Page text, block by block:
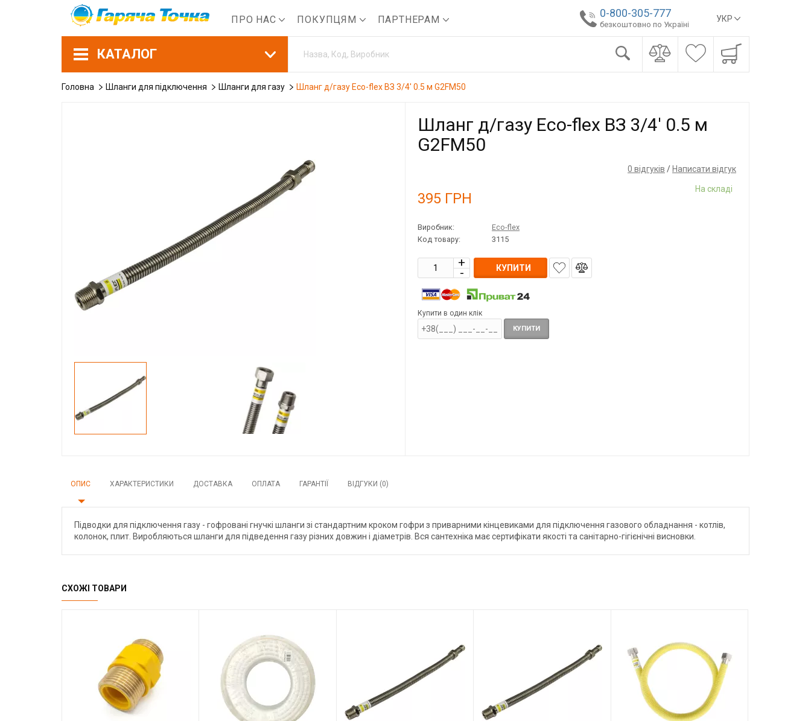
ПРО НАС ПОКУПЦЯМ ПАРТНЕРАМ УКР
0-800-305-777
безкоштовно по Україні
КАТАЛОГ
Головна Шланги для підключення Шланги для газу Шланг д/газу Eco-flex ВЗ 3/4' 0.5 м G2FM50
Шланг д/газу Eco-flex ВЗ 3/4' 0.5 м
G2FM50
0 відгуків / Написати відгук
395 ГРН
На складі
Виробник:
Eco-flex
Код товару:
3115
КУПИТИ
Купити в один клік
КУПИТИ
ОПИС ХАРАКТЕРИСТИКИ ДОСТАВКА ОПЛАТА ГАРАНТІЇ ВІДГУКИ (0)
Підводки для підключення газу - гофровані гнучкі шланги зі стандартним кроком гофри з приварними кінцевиками для підключення газового обладнання - котлів,
колонок, плит. Виробляються шланги для підведення газу різних довжин і діаметрів. Вся сантехніка має сертифікати якості та санітарно-гігієнічні висновки.
СХОЖІ ТОВАРИ